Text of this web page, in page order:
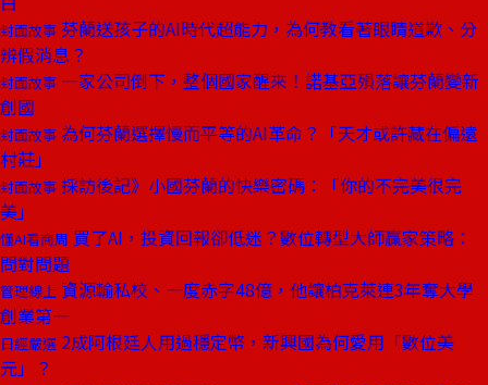
封面故事 芬蘭送孩子的AI時代超能力，為何教看著眼睛道歉、分
辨假消息？
封面故事 一家公司倒下，整個國家醒來！諾基亞殞落讓芬蘭變新
創國
封面故事 為何芬蘭選擇慢而平等的AI革命？「天才或許藏在偏遠
村莊」
封面故事 採訪後記》小國芬蘭的快樂密碼：「你的不完美很完
美」
懂AI看商周 買了AI，投資回報卻低迷？數位轉型大師贏家策略：
問對問題
管理線上 資源輸私校、一度赤字48億，他讓柏克萊連3年奪大學
創業第一
日經嚴選 2成阿根廷人用過穩定幣，新興國為何愛用「數位美
元」？